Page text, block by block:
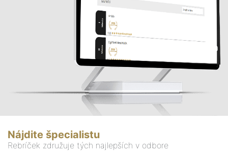
Nájdite špecialistu
Rebríček združuje tých najlepších v odbore